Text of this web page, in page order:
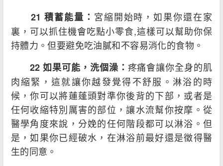
21 積蓄能量： 宮縮開始時，如果你還在家
裏，可以抓住機會吃點小零食,這樣可以幫助你保
持體力。但要避免吃油膩和不容易消化的食物。
22 如果可能，洗個澡： 疼痛會讓你全身的肌
肉縮緊，這就讓你越發覺得不舒服。淋浴的時
候，你可以將蓮蓬頭對準你後背的下部，或者是
任何收縮特別厲害的部位，讓水流幫你按摩。從
醫學角度來說，分娩的任何階段都可以淋浴。但
是，如果你已經破水，在淋浴前最好還是徵得醫
生的同意。